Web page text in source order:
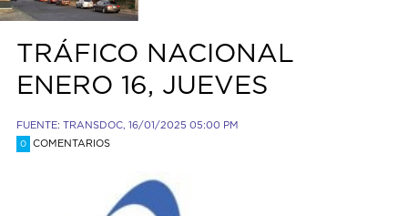
TRÁFICO NACIONAL
ENERO 16, JUEVES
FUENTE: TRANSDOC, 16/01/2025 05:00 PM
0 COMENTARIOS